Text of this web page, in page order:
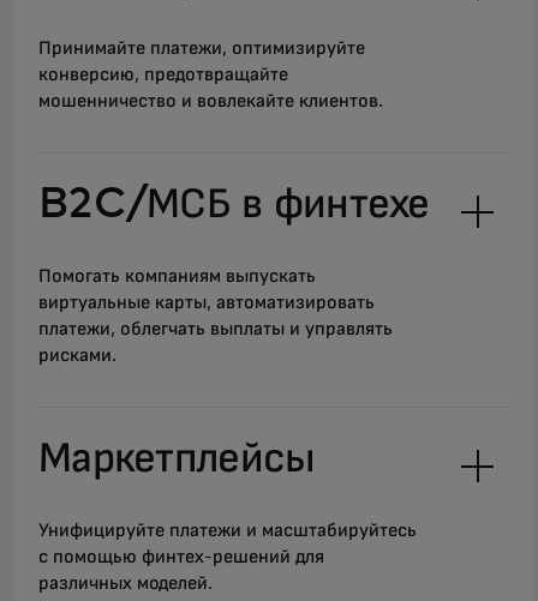
Принимайте платежи, оптимизируйте
конверсию, предотвращайте
мошенничество и вовлекайте клиентов.
B2C/МСБ в финтехе
Помогать компаниям выпускать
виртуальные карты, автоматизировать
платежи, облегчать выплаты и управлять
рисками.
Маркетплейсы
Унифицируйте платежи и масштабируйтесь
с помощью финтех-решений для
различных моделей.